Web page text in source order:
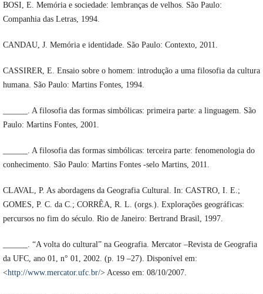
BOSI, E. Memória e sociedade: lembranças de velhos. São Paulo:
Companhia das Letras, 1994.
CANDAU, J. Memória e identidade. São Paulo: Contexto, 2011.
CASSIRER, E. Ensaio sobre o homem: introdução a uma filosofia da cultura
humana. São Paulo: Martins Fontes, 1994.
______. A filosofia das formas simbólicas: primeira parte: a linguagem. São
Paulo: Martins Fontes, 2001.
______. A filosofia das formas simbólicas: terceira parte: fenomenologia do
conhecimento. São Paulo: Martins Fontes -selo Martins, 2011.
CLAVAL, P. As abordagens da Geografia Cultural. In: CASTRO, I. E.;
GOMES, P. C. da C.; CORRÊA, R. L. (orgs.). Explorações geográficas:
percursos no fim do século. Rio de Janeiro: Bertrand Brasil, 1997.
______. “A volta do cultural” na Geografia. Mercator –Revista de Geografia
da UFC, ano 01, n° 01, 2002. (p. 19 –27). Disponível em:
<http://www.mercator.ufc.br/> Acesso em: 08/10/2007.